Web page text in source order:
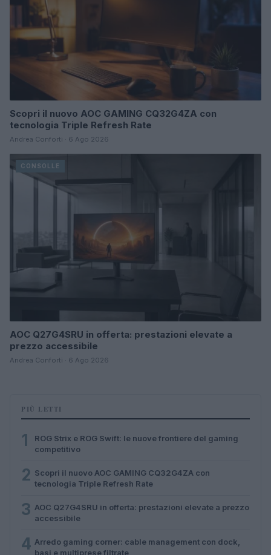
Scopri il nuovo AOC GAMING CQ32G4ZA con
tecnologia Triple Refresh Rate
Andrea Conforti · 6 Ago 2026
CONSOLLE
AOC Q27G4SRU in offerta: prestazioni elevate a
prezzo accessibile
Andrea Conforti · 6 Ago 2026
PIÙ LETTI
1
ROG Strix e ROG Swift: le nuove frontiere del gaming
competitivo
2 Scopri il nuovo AOC GAMING CQ32G4ZA con
tecnologia Triple Refresh Rate
3 AOC Q27G4SRU in offerta: prestazioni elevate a prezzo
accessibile
4 Arredo gaming corner: cable management con dock,
basi e multiprese filtrate